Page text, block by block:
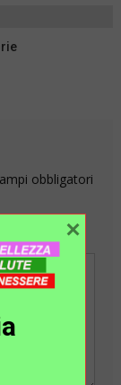
obbligatori
×